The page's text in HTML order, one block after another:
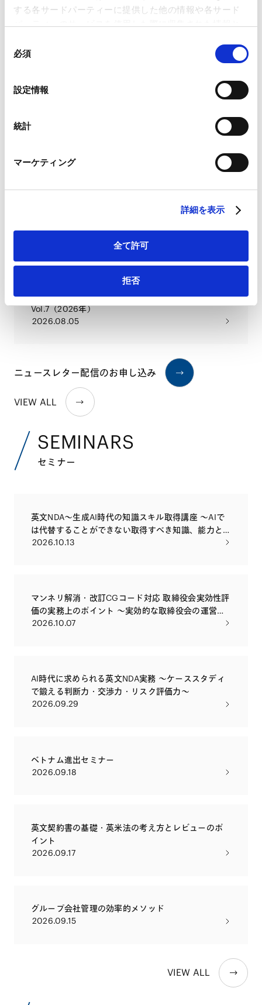
する各サードパーティーに提供した他の情報や各サード
ことがあります。
Google Analytics利用規約（
Marketo
外部サイト）
LinkedIn プライバシーポリシー（
HubSpot プライバシーポリシー（外部サイト）
必須
設定情報
統計
マーケティング
詳細を表示
全て許可
拒否
Intrapreneur賞受賞
徴する出来事として、2025年5月15日、門永真紀弁護士が同年
受賞は、同弁護士がナレッジ・マネジメントを通じてAMTの
業務を変革し、法律業界全体に革新をもたらしたことへの高い
ニュースレター
2026.08.07
【サイバー＆AIセキュリティ】G7におけるデジタル
子暗号移行、サイバーセキュリティWG宣言、青少年
【知的財産】IP & Technology Newsletter
Vol.7（2026年）
2026.08.05
ニュースレター配信のお申し込み
VIEW ALL
SEMINARS
セミナー
英文NDA～生成AI時代の知識スキル取得講座 ～AIで
は代替することができない取得すべき知識、能力と
は？～
2026.10.13
マンネリ解消・改訂CGコード対応 取締役会実効性評
価の実務上のポイント 〜実効的な取締役会の運営や
社外取締役・監査役会等の評価の実務とともに〜
2026.10.07
AI時代に求められる英文NDA実務 〜ケーススタディ
で鍛える判断力・交渉力・リスク評価力〜
2026.09.29
ベトナム進出セミナー
2026.09.18
英文契約書の基礎・英米法の考え方とレビューのポ
イント
2026.09.17
グループ会社管理の効率的メソッド
2026.09.15
VIEW ALL